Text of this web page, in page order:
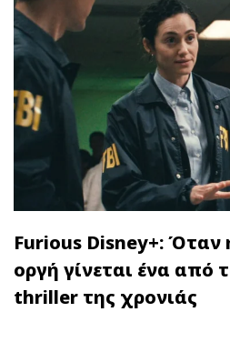
Furious Disney+: Όταν
οργή γίνεται ένα από
thriller της χρονιάς